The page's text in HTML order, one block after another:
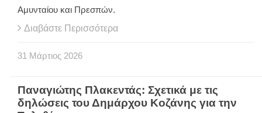
Αμυνταίου και Πρεσπών.
Διαβάστε Περισσότερα
31 Μάρτιος 2026
Παναγιώτης Πλακεντάς: Σχετικά με τις
δηλώσεις του Δημάρχου Κοζάνης για την